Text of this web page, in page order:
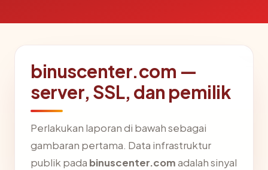
binuscenter.com —
server, SSL, dan pemilik
Perlakukan laporan di bawah sebagai
gambaran pertama. Data infrastruktur
publik pada binuscenter.comadalah sinyal